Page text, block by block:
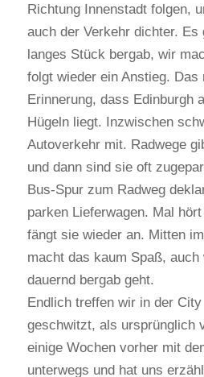
Richtung Innenstadt folgen,
auch der Verkehr dichter. Es
langes Stück bergab, wir
folgt wieder ein Anstieg. Das
Erinnerung, dass Edinburgh
Hügeln liegt. Inzwischen
Autoverkehr mit. Radwege
und dann sind sie oft
Bus-Spur zum Radweg
parken Lieferwagen. Mal
fängt sie wieder an. Mitten
macht das kaum Spaß, auch
dauernd bergab geht.
Endlich treffen wir in der
geschwitzt, als ursprünglich
einige Wochen vorher mit
unterwegs und hat uns